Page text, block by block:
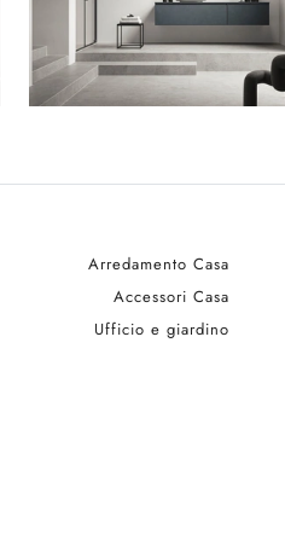
Arredamento Casa
Accessori Casa
Ufficio e giardino